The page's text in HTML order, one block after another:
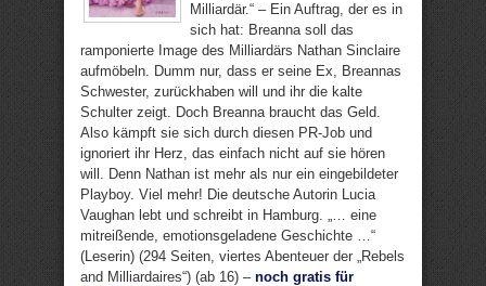
Milliardär.“ – Ein Auftrag, der es in
sich hat: Breanna soll das
ramponierte Image des Milliardärs Nathan Sinclaire
aufmöbeln. Dumm nur, dass er seine Ex, Breannas
Schwester, zurückhaben will und ihr die kalte
Schulter zeigt. Doch Breanna braucht das Geld.
Also kämpft sie sich durch diesen PR-Job und
ignoriert ihr Herz, das einfach nicht auf sie hören
will. Denn Nathan ist mehr als nur ein eingebildeter
Playboy. Viel mehr! Die deutsche Autorin Lucia
Vaughan lebt und schreibt in Hamburg. „… eine
mitreißende, emotionsgeladene Geschichte …“
(Leserin) (294 Seiten, viertes Abenteuer der „Rebels
and Milliardaires“) (ab 16) – noch gratis für